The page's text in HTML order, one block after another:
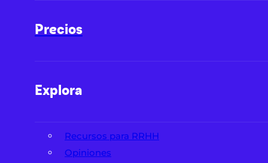
Precios
Explora
Recursos para RRHH
Opiniones